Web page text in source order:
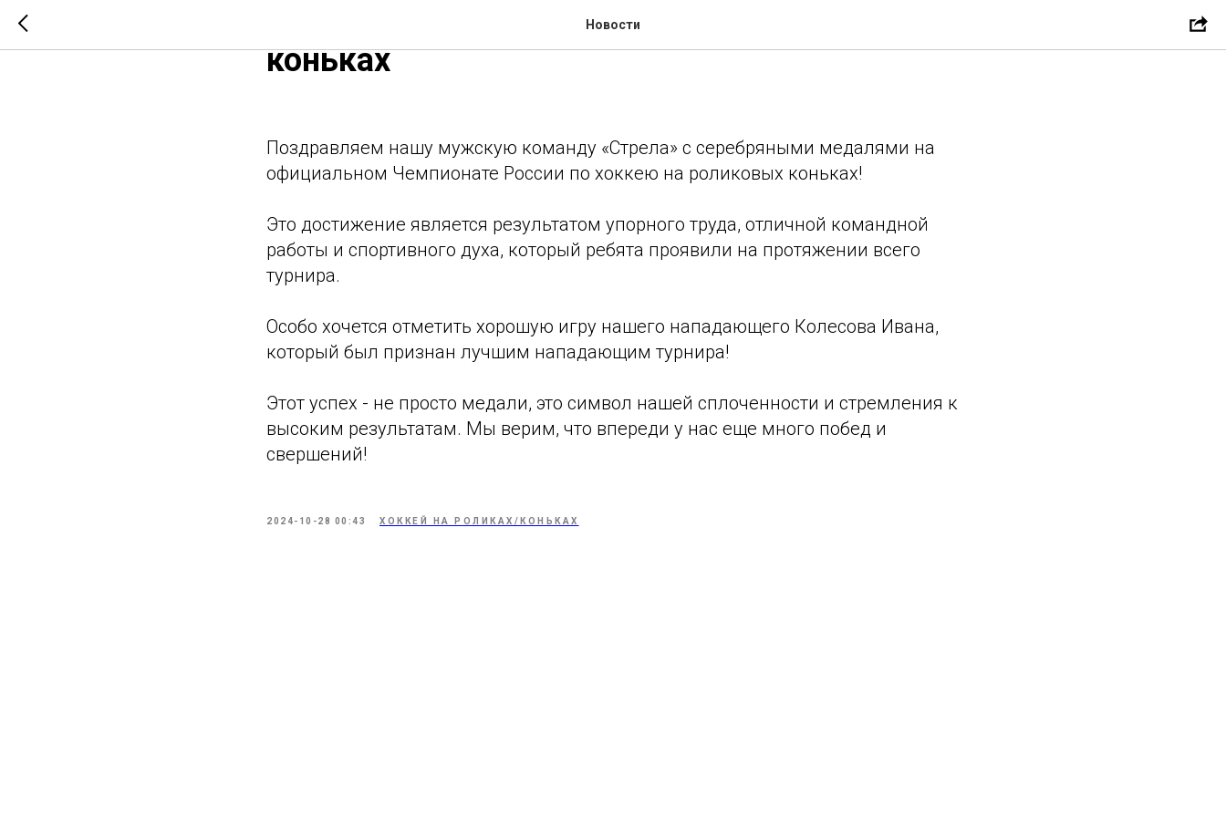
Новости
Чемпионат России по хоккею на роликовых
коньках
Поздравляем нашу мужскую команду «Стрела» с серебряными медалями на
официальном Чемпионате России по хоккею на роликовых коньках!
Это достижение является результатом упорного труда, отличной командной
работы и спортивного духа, который ребята проявили на протяжении всего
турнира.
Особо хочется отметить хорошую игру нашего нападающего Колесова Ивана,
который был признан лучшим нападающим турнира!
Этот успех - не просто медали, это символ нашей сплоченности и стремления к
высоким результатам. Мы верим, что впереди у нас еще много побед и
свершений!
2024-10-28 00:43 ХОККЕЙ НА РОЛИКАХ/КОНЬКАХ